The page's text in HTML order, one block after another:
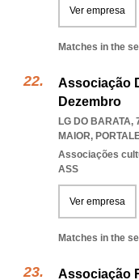
Ver empresa
Matches in the
Associação
Dezembro
LG DO BARATA,
MAIOR,
Associações
ASS
Ver empresa
Matches in the
Associação